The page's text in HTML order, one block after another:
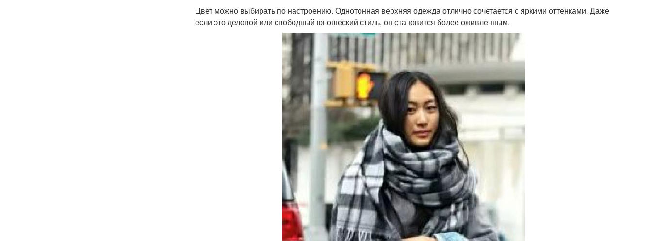
Цвет можно выбирать по настроению. Однотонная верхняя одежда отлично сочетается с яркими оттенками. Даже
если это деловой или свободный юношеский стиль, он становится более оживленным.